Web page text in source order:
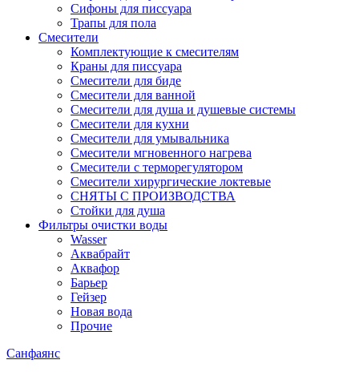
Сифоны для писсуара
Трапы для пола
Смесители
Комплектующие к смесителям
Краны для писсуара
Смесители для биде
Смесители для ванной
Смесители для душа и душевые системы
Смесители для кухни
Смесители для умывальника
Смесители мгновенного нагрева
Смесители с терморегулятором
Смесители хирургические локтевые
СНЯТЫ С ПРОИЗВОДСТВА
Стойки для душа
Фильтры очистки воды
Wasser
Аквабрайт
Аквафор
Барьер
Гейзер
Новая вода
Прочие
Санфаянс